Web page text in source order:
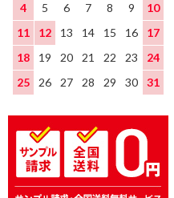
4
5 6 7 8 9
10
11
12 13 14 15 16
17
18
19 20 21 22 23
24
25
26 27 28 29 30 31